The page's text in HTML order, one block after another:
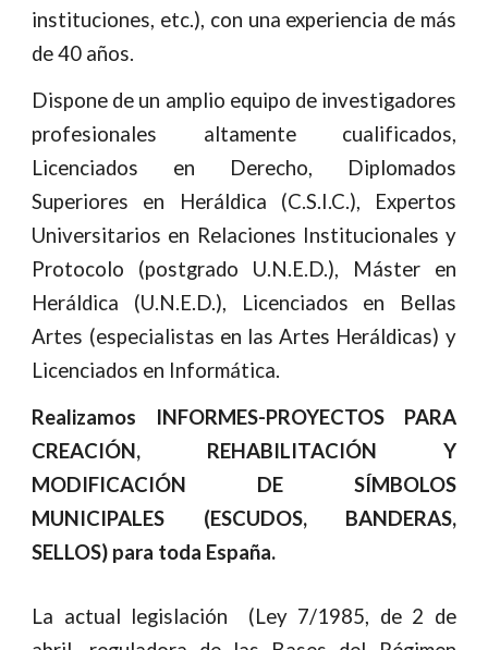
instituciones, etc.), con una experiencia de más
de 40 años.
Dispone de un amplio equipo de investigadores
profesionales altamente cualificados,
Licenciados en Derecho, Diplomados
Superiores en Heráldica (C.S.I.C.), Expertos
Universitarios en Relaciones Institucionales y
Protocolo (postgrado U.N.E.D.), Máster en
Heráldica (U.N.E.D.), Licenciados en Bellas
Artes (especialistas en las Artes Heráldicas) y
Licenciados en Informática.
Realizamos INFORMES-PROYECTOS PARA
CREACIÓN, REHABILITACIÓN Y
MODIFICACIÓN DE SÍMBOLOS
MUNICIPALES (ESCUDOS, BANDERAS,
SELLOS) para toda España.
La actual legislación (Ley 7/1985, de 2 de